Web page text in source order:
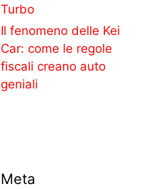
Turbo
Il fenomeno delle Kei
Car: come le regole
fiscali creano auto
geniali
Meta